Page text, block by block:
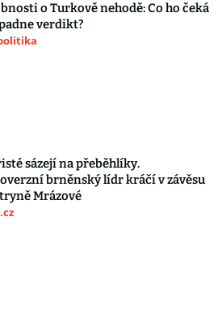
o Turkově nehodě: Co ho čeká
verdikt?
sázejí na přeběhlíky.
brněnský lídr kráčí v závěsu
Mrázové